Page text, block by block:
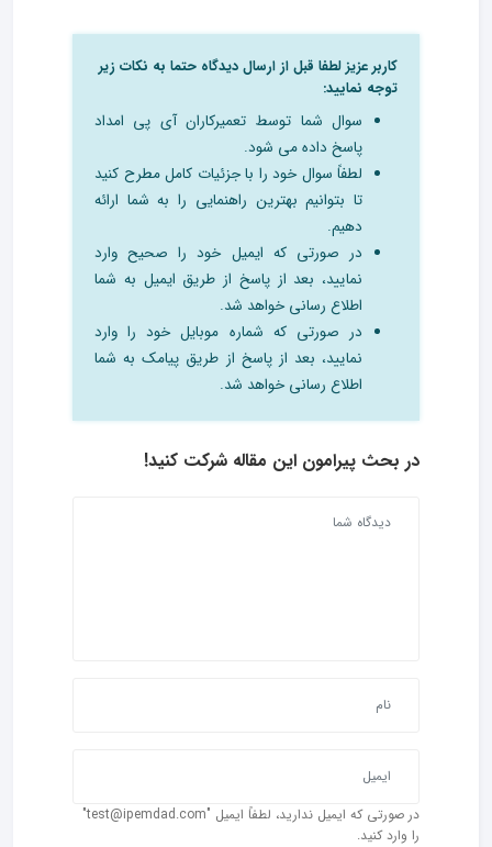
کاربر عزیز لطفا قبل از ارسال دیدگاه حتما به نکات زیر
توجه نمایید:
سوال شما توسط تعمیرکاران آی پی امداد
پاسخ داده می شود.
لطفاً سوال خود را با جزئیات کامل مطرح کنید
تا بتوانیم بهترین راهنمایی را به شما ارائه
دهیم.
در صورتی که ایمیل خود را صحیح وارد
نمایید، بعد از پاسخ از طریق ایمیل به شما
اطلاع رسانی خواهد شد.
در صورتی که شماره موبایل خود را وارد
نمایید، بعد از پاسخ از طریق پیامک به شما
اطلاع رسانی خواهد شد.
در بحث‌ پیرامون این مقاله شرکت کنید!
در صورتی که ایمیل ندارید، لطفاً ایمیل "test@ipemdad.com"
را وارد کنید.